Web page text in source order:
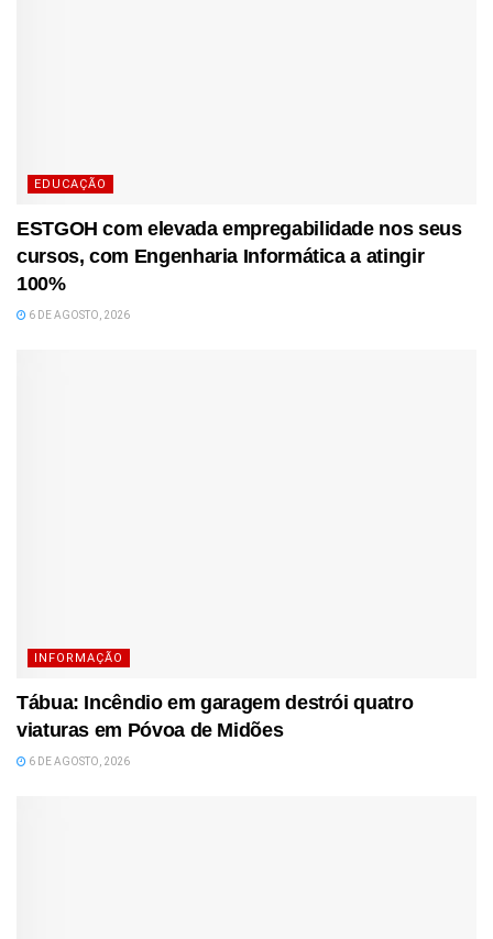
EDUCAÇÃO
ESTGOH com elevada empregabilidade nos seus
cursos, com Engenharia Informática a atingir
100%
6 DE AGOSTO, 2026
INFORMAÇÃO
Tábua: Incêndio em garagem destrói quatro
viaturas em Póvoa de Midões
6 DE AGOSTO, 2026